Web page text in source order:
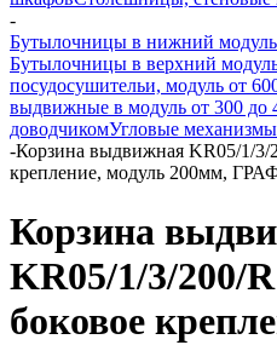
-
Бутылочницы в нижний
Бутылочницы в верхний
посудосушительи, модуль от
выдвижные в модуль от 300 до
доводчикомУгловые
-Корзина выдвижная KR05/1/3/
крепление, модуль 200мм,
Корзина
KR05/1/3/200/
боковое